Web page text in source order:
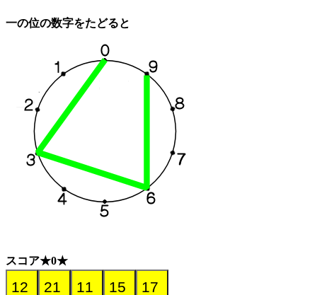
一の位の数字をたどると
スコア★0★